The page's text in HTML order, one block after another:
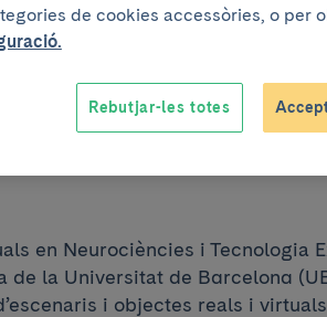
cap al
en Neurociències i Tecnologia
de la Universitat de Barcelona
i objectes reals i
de cookies accessòries, o per
Rebutjar-les totes